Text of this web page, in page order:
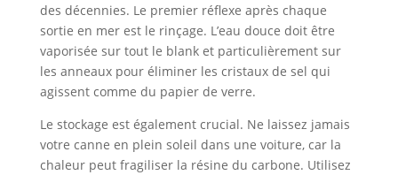
des décennies. Le premier réflexe après chaque
sortie en mer est le rinçage. L’eau douce doit être
vaporisée sur tout le blank et particulièrement sur
les anneaux pour éliminer les cristaux de sel qui
agissent comme du papier de verre.
Le stockage est également crucial. Ne laissez jamais
votre canne en plein soleil dans une voiture, car la
chaleur peut fragiliser la résine du carbone. Utilisez